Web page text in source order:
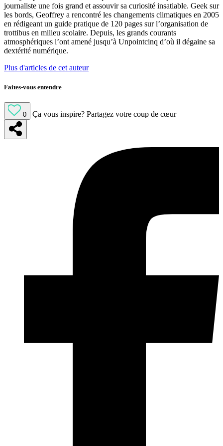
journaliste une fois grand et assouvir sa curiosité insatiable. Geek sur
les bords, Geoffrey a rencontré les changements climatiques en 2005
en rédigeant un guide pratique de 120 pages sur l’organisation de
trottibus en milieu scolaire. Depuis, les grands courants
atmosphériques l’ont amené jusqu’à Unpointcinq d’où il dégaine sa
dextérité numérique.
Plus d'articles de cet auteur
Faites-vous entendre
0 Ça vous inspire? Partagez votre coup de cœur